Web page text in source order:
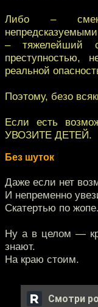
Либо –
– тяжелейший
преступностью,
реальной
Поэтому, безо
Если есть
УВОЗИТЕ ДЕТЕЙ.
Без шуток
Даже если нет
И непременно
Скатертью по жопе.
Ну а в целом —
знают.
На краю стоим.
Смотри